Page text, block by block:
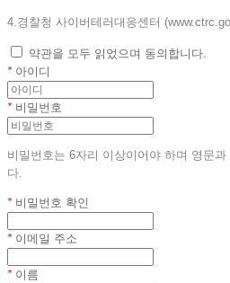
4.경찰청 사이버테러대응센터
약관을 모두 읽었으며 동의합니다.
*아이디
*비밀번호
비밀번호는 6자리 이상이어야 하며 영문
다.
*비밀번호 확인
*이메일 주소
*이름